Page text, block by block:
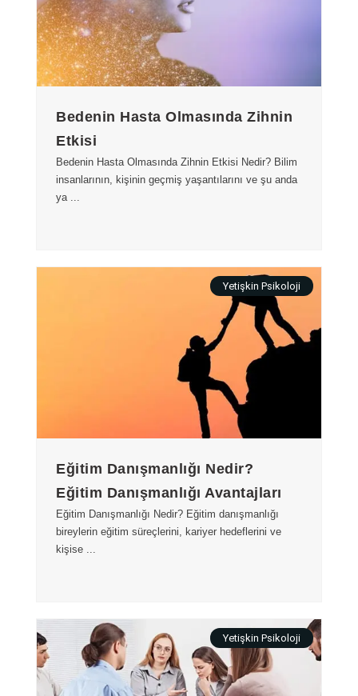
Bedenin Hasta Olmasında Zihnin
Etkisi
Bedenin Hasta Olmasında Zihnin Etkisi Nedir? Bilim
insanlarının, kişinin geçmiş yaşantılarını ve şu anda
ya ...
Yetişkin Psikoloji
Eğitim Danışmanlığı Nedir?
Eğitim Danışmanlığı Avantajları
Eğitim Danışmanlığı Nedir? Eğitim danışmanlığı
bireylerin eğitim süreçlerini, kariyer hedeflerini ve
kişise ...
Yetişkin Psikoloji